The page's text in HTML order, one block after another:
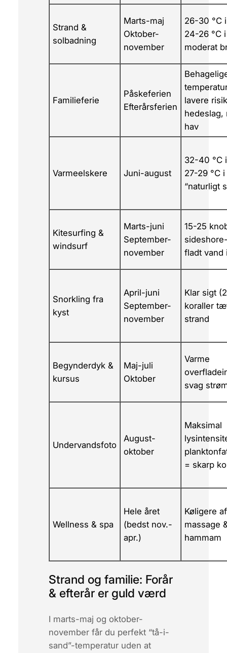
Strand &
solbadning
Marts-maj
Oktober-
november
26-30 °C
24-26 °C
moderat
Familieferie
Påskeferien
Efterårsferien
lavere
hedeslag,
hav
Varmeelskere Juni-august
32-40 °C
27-29 °C
“naturligt
Kitesurfing &
windsurf
Marts-juni
September-
november
15-25
fladt vand
Snorkling fra
kyst
April-juni
September-
november
Klar sigt
koraller
strand
Begynderdyk &
kursus
Maj-juli
Oktober
Varme
svag
Undervandsfoto
August-
oktober
Maksimal
= skarp
Wellness & spa
Hele året
(bedst nov.-
apr.)
Køligere
massage
hammam
Strand og familie: Forår
& efterår er guld værd
I marts-maj og oktober-
november får du perfekt “tå-i-
sand”-temperatur uden at